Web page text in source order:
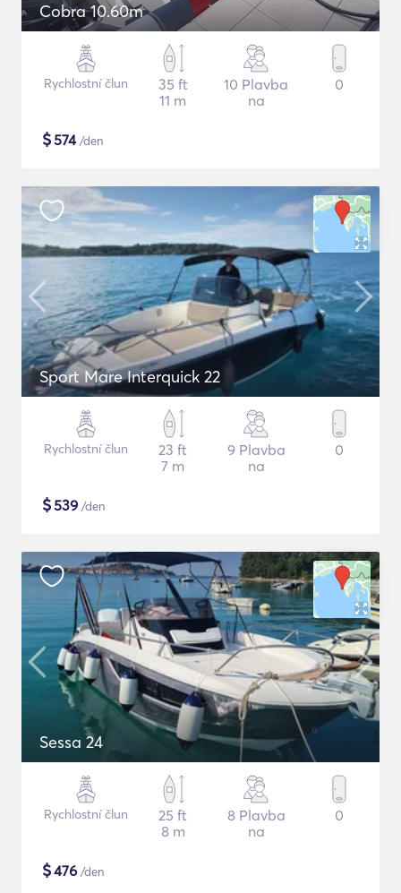
Cobra 10.60m
Rychlostní člun
35 ft
11 m
10 Plavba
na
0
$574/den
Sport Mare Interquick 22
Rychlostní člun
23 ft
7 m
9 Plavba
na
0
$539 /den
Sessa 24
Rychlostní člun
25 ft
8 m
8 Plavba
na
0
$476 /den